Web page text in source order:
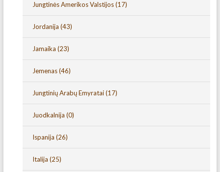
Jungtinės Amerikos Valstijos(17)
Jordanija (43)
Jamaika (23)
Jemenas(46)
Jungtinių Arabų Emyratai(17)
Juodkalnija (0)
Ispanija (26)
Italija (25)